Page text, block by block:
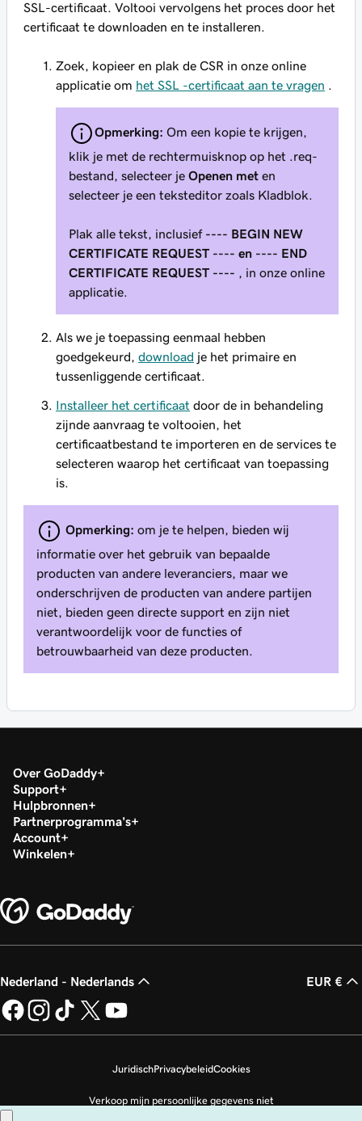
SSL-certificaat. Voltooi vervolgens het proces door het
certificaat te downloaden en te installeren.
Zoek, kopieer en plak de CSR in onze online
applicatie om het SSL -certificaat aan te vragen
Opmerking: Om een kopie te krijgen,
klik je met de rechtermuisknop op het .req-
bestand, selecteer je Openen met en
selecteer je een teksteditor zoals Kladblok.
Plak alle tekst, inclusief ---- BEGIN NEW
CERTIFICATE REQUEST ---- en ---- END
CERTIFICATE REQUEST ---- , in onze online
applicatie.
Als we je toepassing eenmaal hebben
goedgekeurd, download je het primaire en
tussenliggende certificaat.
Installeer het certificaat door de in behandeling
zijnde aanvraag te voltooien, het
certificaatbestand te importeren en de services te
selecteren waarop het certificaat van toepassing
is.
Opmerking: om je te helpen, bieden wij
informatie over het gebruik van bepaalde
producten van andere leveranciers, maar we
onderschrijven de producten van andere partijen
niet, bieden geen directe support en zijn niet
verantwoordelijk voor de functies of
betrouwbaarheid van deze producten.
Over GoDaddy
Support
Hulpbronnen
Partnerprogramma's
Account
Winkelen
Nederland - Nederlands EUR €
JuridischPrivacybeleidCookies
Verkoop mijn persoonlijke gegevens niet